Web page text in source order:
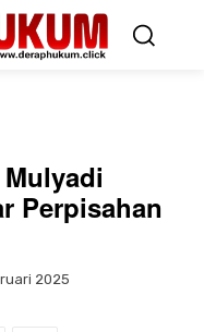
Perpisahan
2025